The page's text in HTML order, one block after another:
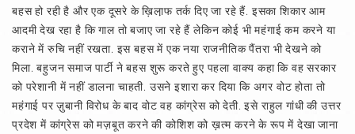
बहस हो रही है और एक दूसरे के ख़िला़फ तर्क दिए जा रहे हैं. इसका शिकार आम
आदमी देख रहा है कि गाल तो बजाए जा रहे हैं लेकिन कोई भी महंगाई कम करने या
कराने में रुचि नहीं रखता. इस बहस में एक नया राजनीतिक पैंतरा भी देखने को
मिला. बहुजन समाज पार्टी ने बहस शुरू करते हुए पहला वाक्य कहा कि वह सरकार
को परेशानी में नहीं डालना चाहती. उसने इशारा कर दिया कि अगर वोट होता तो
महंगाई पर ज़ुबानी विरोध के बाद वोट वह कांग्रेस को देती. इसे राहुल गांधी की उत्तर
प्रदेश में कांग्रेस को मज़बूत करने की कोशिश को ख़त्म करने के रूप में देखा जाना